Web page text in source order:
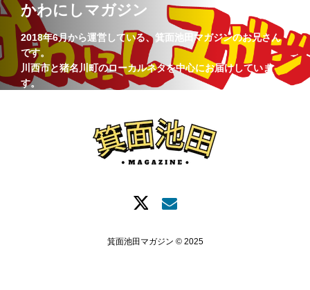
かわにしマガジン
2018年6月から運営している、箕面池田マガジンのお兄さん
です。
川西市と猪名川町のローカルネタを中心にお届けしていま
す。
箕面池田マガジン © 2025